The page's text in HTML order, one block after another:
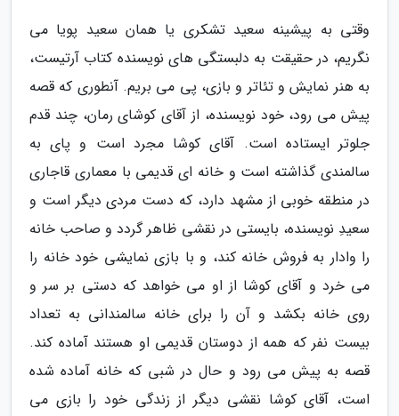
وقتی به پیشینه سعید تشکری یا همان سعید پویا می
نگریم، در حقیقت به دلبستگی های نویسنده کتاب آرتیست،
به هنر نمایش و تئاتر و بازی، پی می بریم. آنطوری که قصه
پیش می رود، خود نویسنده، از آقای کوشای رمان، چند قدم
جلوتر ایستاده است. آقای کوشا مجرد است و پای به
سالمندی گذاشته است و خانه ای قدیمی با معماری قاجاری
در منطقه خوبی از مشهد دارد، که دست مردی دیگر است و
سعیدِ نویسنده، بایستی در نقشی ظاهر گردد و صاحب خانه
را وادار به فروش خانه کند، و با بازی نمایشی خود خانه را
می خرد و آقای کوشا از او می خواهد که دستی بر سر و
روی خانه بکشد و آن را برای خانه سالمندانی به تعداد
بیست نفر که همه از دوستان قدیمی او هستند آماده کند.
قصه به پیش می رود و حال در شبی که خانه آماده شده
است، آقای کوشا نقشی دیگر از زندگی خود را بازی می